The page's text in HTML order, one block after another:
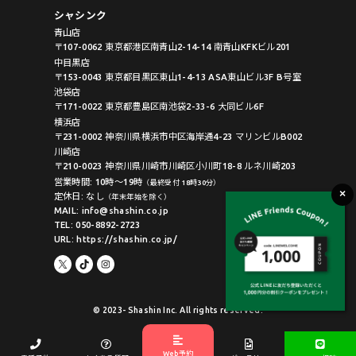
シャシンク
青山店
〒107-0062 東京都港区南青山2-14-14 南青山KFKビル201
中目黒店
〒153-0043 東京都目黒区東山1-4-13 ASA東山ビル3F B号室
池袋店
〒171-0022 東京都豊島区南池袋2-33-6 大同ビル6F
横浜店
〒231-0002 神奈川県横浜市中区海岸通4-23 マリンビルB002
川崎店
〒210-0023 神奈川県川崎市川崎区小川町18-8 ルネ川崎203
営業時間: 10時〜19時 （最終受付 18時30分）
定休日: なし （年末年始を除く）
MAIL: info@shashin.co.jp
TEL: 050-8892-2723
URL: https://shashin.co.jp/
© 2023- Shashin Inc. All rights reserved.
Web予約